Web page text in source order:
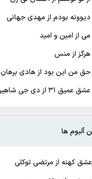
دیوونه بودم از مهدی جهانی
از امین و امید
هرگز از منس
حق من این بود از هادی برهان
۳۱ از دی جی شاهین
آلبوم ها
عشق کهنه از مرتضی توکلی